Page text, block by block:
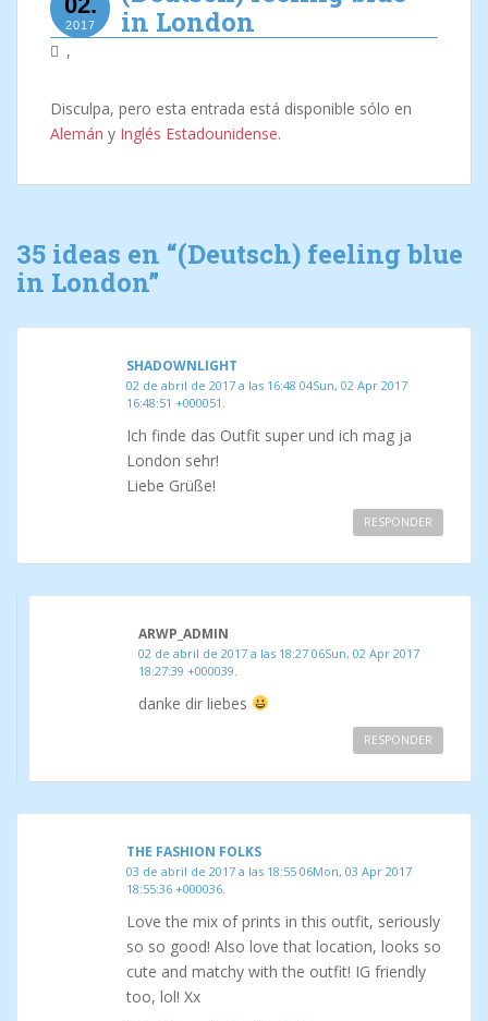
2017
in London
,
Disculpa, pero esta entrada está disponible sólo en
Alemán y Inglés Estadounidense.
35 ideas en “(Deutsch) feeling blue
in London”
SHADOWNLIGHT
02 de abril de 2017 a las 16:48 04Sun, 02 Apr 2017
16:48:51 +000051.
Ich finde das Outfit super und ich mag ja
London sehr!
Liebe Grüße!
RESPONDER
ARWP_ADMIN
02 de abril de 2017 a las 18:27 06Sun, 02 Apr 2017
18:27:39 +000039.
danke dir liebes
RESPONDER
THE FASHION FOLKS
03 de abril de 2017 a las 18:55 06Mon, 03 Apr 2017
18:55:36 +000036.
Love the mix of prints in this outfit, seriously
so so good! Also love that location, looks so
cute and matchy with the outfit! IG friendly
too, lol! Xx